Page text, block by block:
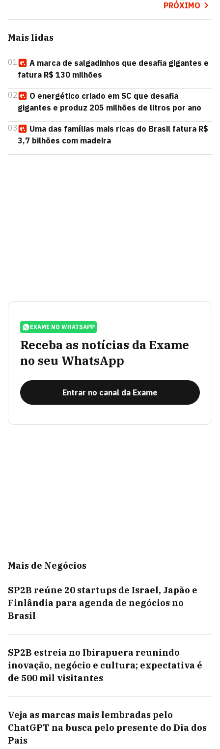
PRÓXIMO
Mais lidas
01
A marca de salgadinhos que desafia gigantes e
fatura R$ 130 milhões
02
O energético criado em SC que desafia
gigantes e produz 205 milhões de litros por ano
03
Uma das famílias mais ricas do Brasil fatura R$
3,7 bilhões com madeira
EXAME NO WHATSAPP
Receba as notícias da Exame
no seu WhatsApp
Entrar no canal da Exame
Mais de Negócios
SP2B reúne 20 startups de Israel, Japão e
Finlândia para agenda de negócios no
Brasil
SP2B estreia no Ibirapuera reunindo
inovação, negócio e cultura; expectativa é
de 500 mil visitantes
Veja as marcas mais lembradas pelo
ChatGPT na busca pelo presente do Dia dos
Pais